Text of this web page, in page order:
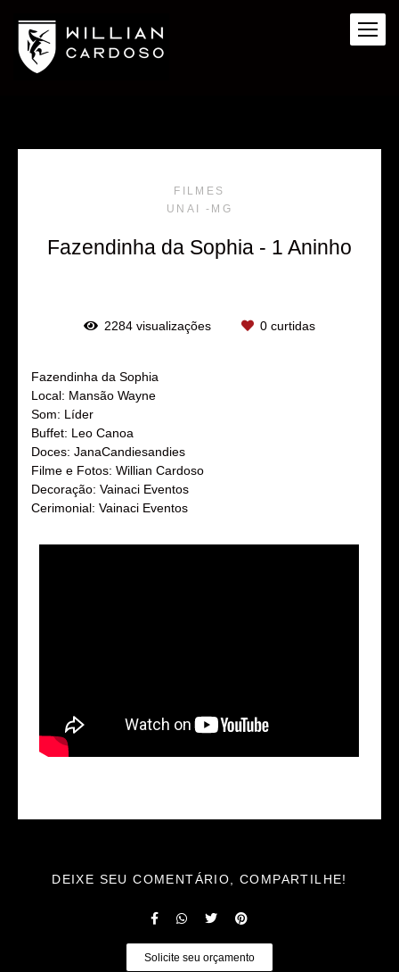
FILMES
UNAI -MG
Fazendinha da Sophia - 1 Aninho
2284 visualizações 0 curtidas
Fazendinha da Sophia
Local: Mansão Wayne
Som: Líder
Buffet: Leo Canoa
Doces: JanaCandiesandies
Filme e Fotos: Willian Cardoso
Decoração: Vainaci Eventos
Cerimonial: Vainaci Eventos
DEIXE SEU COMENTÁRIO, COMPARTILHE!
Solicite seu orçamento